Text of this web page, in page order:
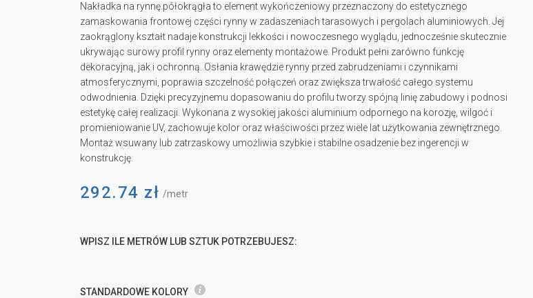
Nakładka na rynnę półokrągła to element wykończeniowy przeznaczony do estetycznego
zamaskowania frontowej części rynny w zadaszeniach tarasowych i pergolach aluminiowych. Jej
zaokrąglony kształt nadaje konstrukcji lekkości i nowoczesnego wyglądu, jednocześnie skutecznie
ukrywając surowy profil rynny oraz elementy montażowe. Produkt pełni zarówno funkcję
dekoracyjną, jak i ochronną. Osłania krawędzie rynny przed zabrudzeniami i czynnikami
atmosferycznymi, poprawia szczelność połączeń oraz zwiększa trwałość całego systemu
odwodnienia. Dzięki precyzyjnemu dopasowaniu do profilu tworzy spójną linię zabudowy i podnosi
estetykę całej realizacji. Wykonana z wysokiej jakości aluminium odpornego na korozję, wilgoć i
promieniowanie UV, zachowuje kolor oraz właściwości przez wiele lat użytkowania zewnętrznego.
Montaż wsuwany lub zatrzaskowy umożliwia szybkie i stabilne osadzenie bez ingerencji w
konstrukcję.
292.74 zł /metr
WPISZ ILE METRÓW LUB SZTUK POTRZEBUJESZ:
STANDARDOWE KOLORY